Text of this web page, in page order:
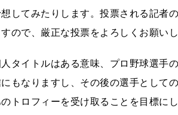
してみたりします。投票される記者
ので、厳正な投票をよろしくお願い
タイトルはある意味、プロ野球選手
もなりますし、その後の選手として
トロフィーを受け取ることを目標に